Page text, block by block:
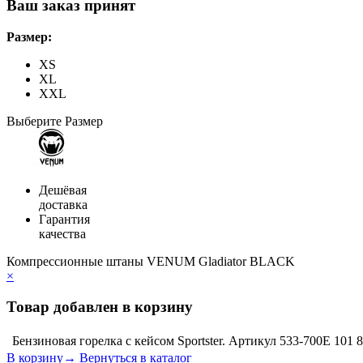
Ваш заказ принят
Размер:
XS
XL
XXL
Выберите Размер
Дешёвая
доставка
Гарантия
качества
Компрессионные штаны VENUM Gladiator BLACK
×
Товар добавлен в корзину
Бензиновая горелка с кейсом Sportster. Артикул 533-700E 101
В корзину→ Вернуться в каталог